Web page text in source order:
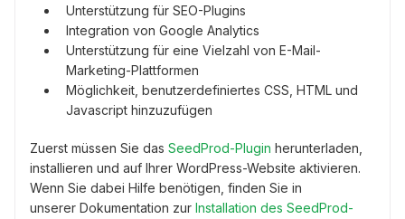
Unterstützung für SEO-Plugins
Integration von Google Analytics
Unterstützung für eine Vielzahl von E-Mail-
Marketing-Plattformen
Möglichkeit, benutzerdefiniertes CSS, HTML und
Javascript hinzuzufügen
Zuerst müssen Sie das SeedProd-Plugin herunterladen,
installieren und auf Ihrer WordPress-Website aktivieren.
Wenn Sie dabei Hilfe benötigen, finden Sie in
unserer Dokumentation zur Installation des SeedProd-